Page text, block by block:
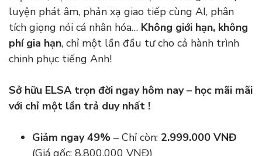
luyện phát âm, phản xạ giao tiếp cùng AI, phân
tích giọng nói cá nhân hóa… Không giới hạn, không
phí gia hạn, chỉ một lần đầu tư cho cả hành trình
chinh phục tiếng Anh!
Sở hữu ELSA trọn đời ngay hôm nay – học mãi mãi
với chỉ một lần trả duy nhất !
Giảm ngay 49% – Chỉ còn: 2.999.000 VNĐ
(Giá gốc: 8.800.000 VNĐ)